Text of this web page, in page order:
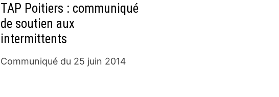
TAP Poitiers : communiqué
de soutien aux
intermittents
Communiqué du 25 juin 2014